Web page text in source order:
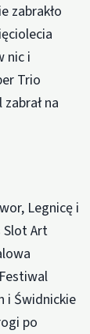
zabrakło
nic i
Trio
na
Legnicę i
Slot Art
i Świdnickie
po